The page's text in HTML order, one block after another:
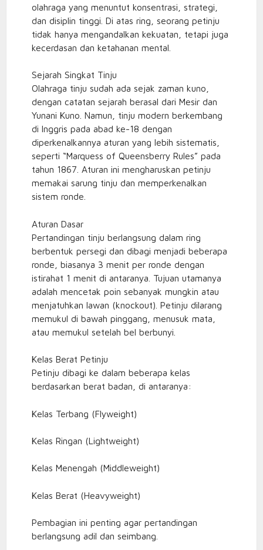
olahraga yang menuntut konsentrasi, strategi,
dan disiplin tinggi. Di atas ring, seorang petinju
tidak hanya mengandalkan kekuatan, tetapi juga
kecerdasan dan ketahanan mental.
Sejarah Singkat Tinju
Olahraga tinju sudah ada sejak zaman kuno,
dengan catatan sejarah berasal dari Mesir dan
Yunani Kuno. Namun, tinju modern berkembang
di Inggris pada abad ke-18 dengan
diperkenalkannya aturan yang lebih sistematis,
seperti “Marquess of Queensberry Rules” pada
tahun 1867. Aturan ini mengharuskan petinju
memakai sarung tinju dan memperkenalkan
sistem ronde.
Aturan Dasar
Pertandingan tinju berlangsung dalam ring
berbentuk persegi dan dibagi menjadi beberapa
ronde, biasanya 3 menit per ronde dengan
istirahat 1 menit di antaranya. Tujuan utamanya
adalah mencetak poin sebanyak mungkin atau
menjatuhkan lawan (knockout). Petinju dilarang
memukul di bawah pinggang, menusuk mata,
atau memukul setelah bel berbunyi.
Kelas Berat Petinju
Petinju dibagi ke dalam beberapa kelas
berdasarkan berat badan, di antaranya:
Kelas Terbang (Flyweight)
Kelas Ringan (Lightweight)
Kelas Menengah (Middleweight)
Kelas Berat (Heavyweight)
Pembagian ini penting agar pertandingan
berlangsung adil dan seimbang.